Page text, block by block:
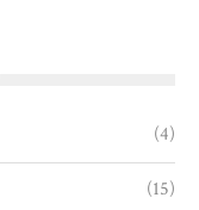
(4)
(15)